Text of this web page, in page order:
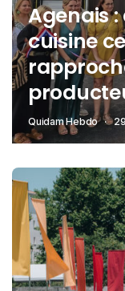
Agenais
cuisine
Quidam Hebdo